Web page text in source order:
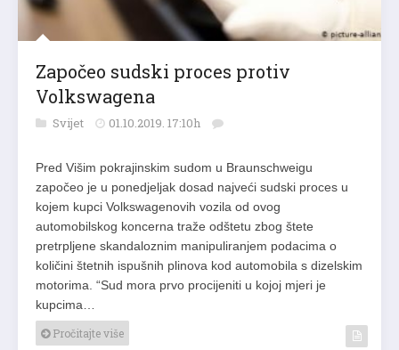
Započeo sudski proces protiv
Volkswagena
Svijet 01.10.2019. 17:10h
Pred Višim pokrajinskim sudom u Braunschweigu
započeo je u ponedjeljak dosad najveći sudski proces u
kojem kupci Volkswagenovih vozila od ovog
automobilskog koncerna traže odštetu zbog štete
pretrpljene skandaloznim manipuliranjem podacima o
količini štetnih ispušnih plinova kod automobila s dizelskim
motorima. “Sud mora prvo procijeniti u kojoj mjeri je
kupcima…
Pročitajte više